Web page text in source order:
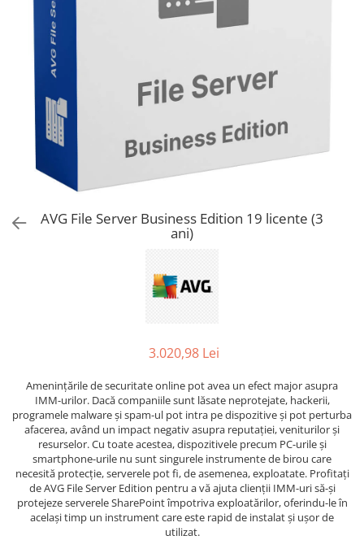
AVAST Driver Updater
AVAST SecureLine VPN
AVAST AntiTrack Premium
AVG File Server Business Edition 19 licente (3
ani)
3.020,98 Lei
Amenințările de securitate online pot avea un efect major asupra
IMM-urilor. Dacă companiile sunt lăsate neprotejate, hackerii,
programele malware și spam-ul pot intra pe dispozitive și pot perturba
afacerea, având un impact negativ asupra reputației, veniturilor și
resurselor. Cu toate acestea, dispozitivele precum PC-urile și
smartphone-urile nu sunt singurele instrumente de birou care
necesită protecție, serverele pot fi, de asemenea, exploatate. Profitați
de AVG File Server Edition pentru a vă ajuta clienții IMM-uri să-și
protejeze serverele SharePoint împotriva exploatărilor, oferindu-le în
același timp un instrument care este rapid de instalat și ușor de
utilizat.